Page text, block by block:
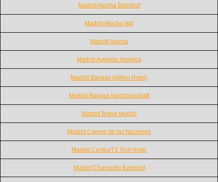
Madrid Atocha Bahnhof
Madrid Atocha Hbf
Madrid Atocha
Madrid Avenida América
Madrid Barajas (Hilton Hotel)
Madrid Barajas Nachbarschaft
Madrid Bravo Murillo
Madrid Campo de las Naciones
Madrid Centro/T3 Tirol Hotel
Madrid Chamartin Bahnhof